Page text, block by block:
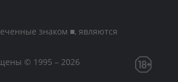
знаком ■, являются
© 1995 – 2026